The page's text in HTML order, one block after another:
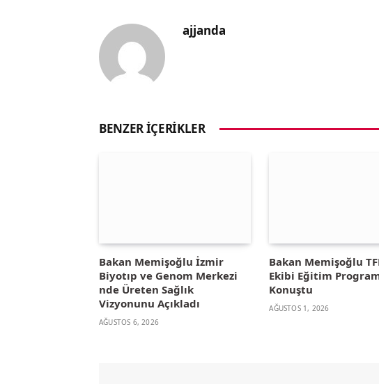
ajjanda
BENZER İÇERIKLER
Bakan Memişoğlu İzmir
Biyotıp ve Genom Merkezi
nde Üreten Sağlık
Vizyonunu Açıkladı
AĞUSTOS 6, 2026
Bakan Memişoğlu
Ekibi Eğitim
Konuştu
AĞUSTOS 1, 2026